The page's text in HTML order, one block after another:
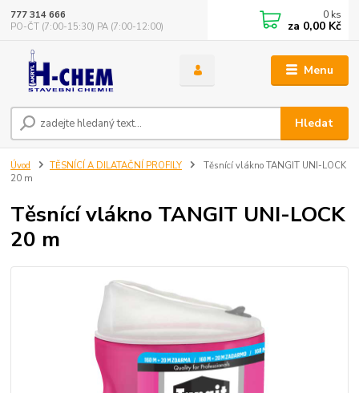
Menu
Hledat
777 314 666
PO-ČT (7:00-15:30) PA (7:00-12:00)
0 ks
za 0,00 Kč
Úvod TĚSNÍCÍ A DILATAČNÍ PROFILY
Těsnící vlákno TANGIT UNI-LOCK
20 m
Těsnící vlákno TANGIT UNI-LOCK
20 m